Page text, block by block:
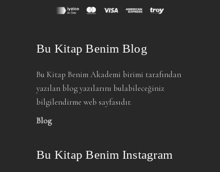
Bu Kitap Benim Blog
Bu Kitap Benim Akademi birimi tarafından
yazılan blog yazılarını bulabileceğiniz
bilgilendirme web sayfasıdır.
Blog
Bu Kitap Benim Instagram